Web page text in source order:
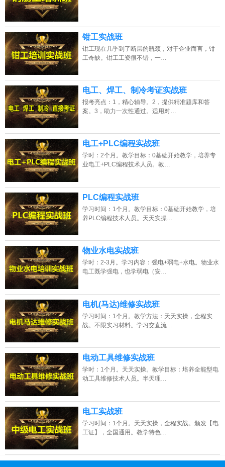
钳工实战班
钳工现在几乎到了断层的瓶颈，对于企业而言，钳
工奇缺。钳工工资很不错，一…
电工、焊工、制冷考证实战班
报考亮点：1，精心辅导。2，提供精准题库和答
案。3，助力一次性通过。适用对…
电工+PLC编程实战班
学时：2个月。教学目标：0基础开始教学，培养专
业电工+PLC编程技术人员。教…
PLC编程实战班
学习时间：1个月。教学目标：0基础开始教学，培
养PLC编程技术人员。天天实操…
物业水电实战班
学时：2-3月。学习内容：强电+弱电+水电。物业水
电工既学强电，也学弱电（安…
电机(马达)维修实战班
学习时间：1个月。教学方法：天天实操，全程实
战。不限实习材料。学习交直流…
电动工具维修实战班
学时：1个月。天天实操。教学目标：培养全能型电
动工具维修技术人员。半天理…
电工实战班
学习时间：1个月。天天实操，全程实战。颁发【电
工证】，全国通用。教学特色…